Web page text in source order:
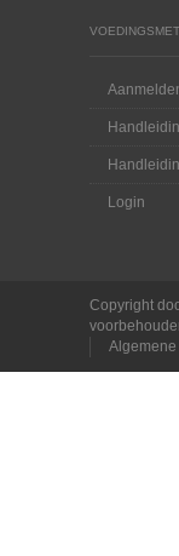
Login
Copyright